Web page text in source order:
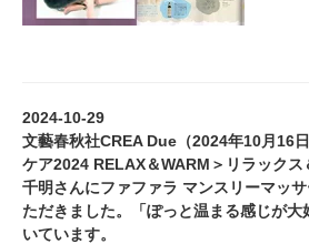
2024-10-29
文藝春秋社CREA Due（2024年10月16
ケア2024 RELAX＆WARM＞リラックス
千明さんにファファラ マンスリーマッ
ただきました。「ぽっと温まる感じが
いています。